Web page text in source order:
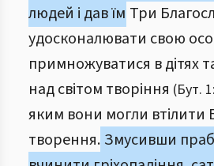
людей і дав їм Три
удосконалювати свою
примножуватися в дітях
над світом творіння (Бут.
яким вони могли втілити
творення. Змусивши